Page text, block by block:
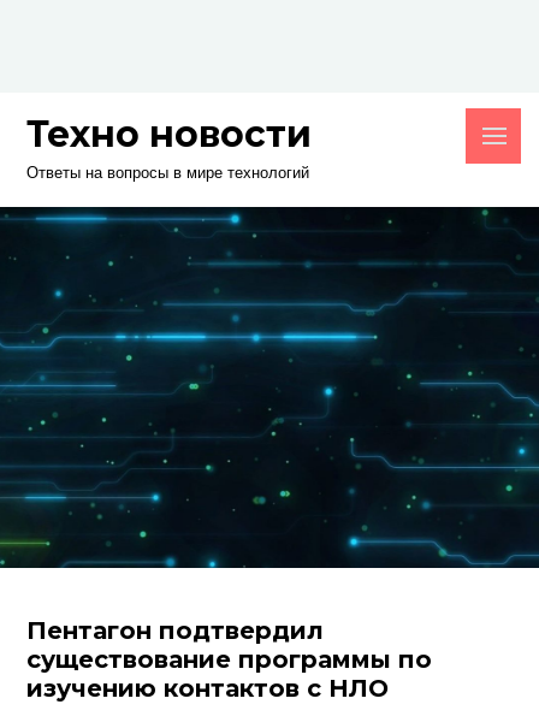
Техно новости
Ответы на вопросы в мире технологий
Пентагон подтвердил
существование программы по
изучению контактов с НЛО